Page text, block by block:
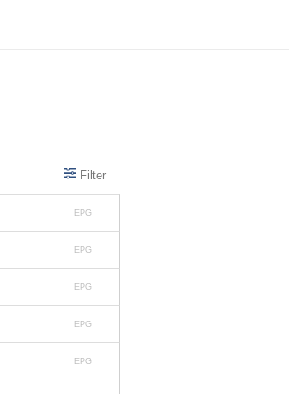
Filter
EPG
EPG
EPG
EPG
EPG